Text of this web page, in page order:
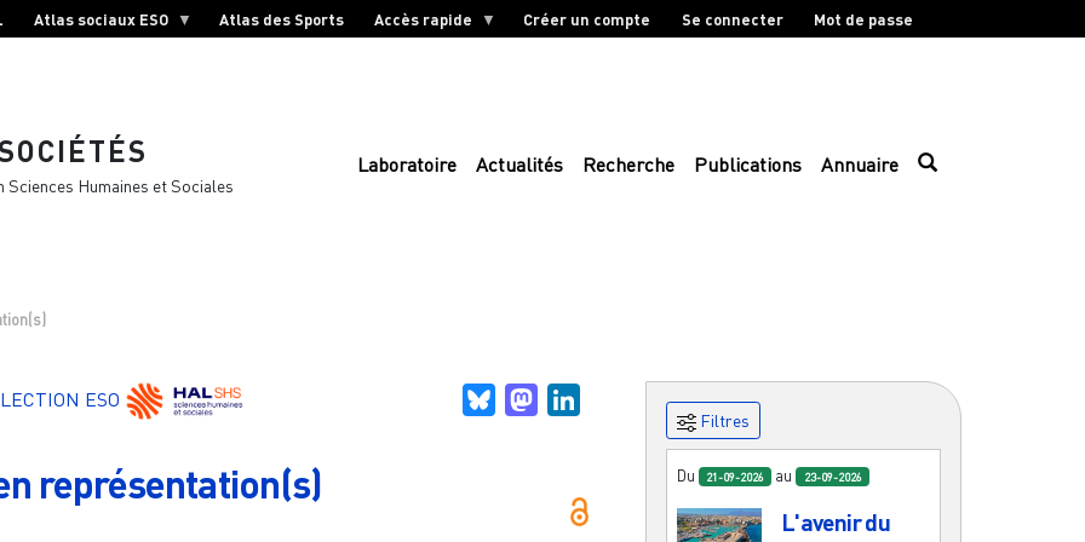
Atlas sociaux ESO Atlas des Sports Accès rapide Créer un compte Se connecter Mot de passe
Humaines et Sociales
Laboratoire Actualités Recherche Publications Annuaire
ESO BlueskyMastodon
représentation(s)
Filtres
Du 21-09-2026 au 23-09-2026
L'avenir du